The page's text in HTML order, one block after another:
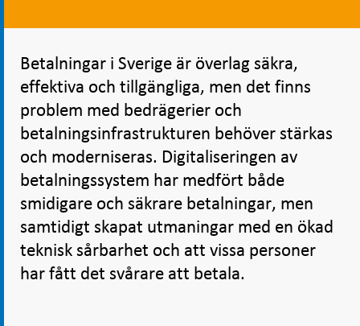
Betalningar i Sverige är överlag säkra,
effektiva och tillgängliga, men det finns
problem med bedrägerier och
betalningsinfrastrukturen behöver stärkas
och moderniseras. Digitaliseringen av
betalningssystem har medfört både
smidigare och säkrare betalningar, men
samtidigt skapat utmaningar med en ökad
teknisk sårbarhet och att vissa personer
har fått det svårare att betala.